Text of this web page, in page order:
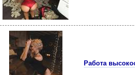
Работа